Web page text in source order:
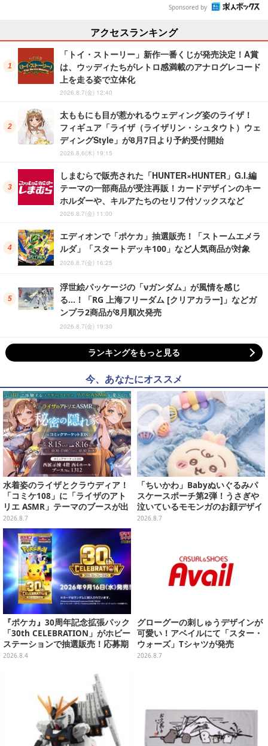
Sponsored by
アクセスランキング
「トイ・ストーリー」新作一番くじが発売決定！A賞
は、ウッディたちがレトロ感満載のアナログレコード
上を走る姿で立体化
2026.8.7(金) 12:40
太ももにも目が惹かれるウェディング姿のライザ！
フィギュア「ライザ（ライザリン・シュタウト）ウェ
ディングStyle」が8月7日より予約受付開始
2026.8.6(木) 19:15
しまむらで販売された「HUNTER×HUNTER」G.I.編
テーマの一部商品が受注再販！カードデザインのキー
ホルダーや、キルアたちのセリフ付ソックスなど
2026.8.7(金) 11:00
エディオンで「ポケカ」抽選販売！「ストームエメラ
ルダ」「スタートデッキ100」など人気商品が対象
2026.8.7(金) 16:25
浮世絵パッケージの「νガンダム」が風情を感じ
る…！「RG 上海フリーダム [クリアカラー]」などガ
ンプラ2商品が8月順次発売
2026.8.7(金) 19:30
ランキングをもっと見る
今、あなたにオススメ
水着姿のライザとクラウディア！
「コミケ108」に「ライザのアト
リエ ASMR」テーマのブースが出
展ーアクスタや限定“たる”ボイス
ASMRカードも
2026.8.7
「ちいかわ」Babyぬいぐるみパ
スケースポーチ第2弾！うさぎや
泣いているモモンガのお顔デザイ
ン全4種が8月下旬プライズ展開
2026.8.7
『ポケカ』30周年記念拡張パック
「30th CELEBRATION」がホビー
ステーションで抽選販売！応募期
間は8月6日23時59分まで
2026.8.4
グローグーの刺しゅうデザインが
可愛い！アベイルにて「スター・
ウォーズ」Tシャツが発売
2026.8.7